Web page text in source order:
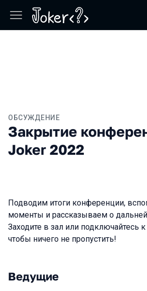
ОБСУЖДЕНИЕ
Закрытие
Joker 2022
Подводим итоги конференции,
моменты и рассказываем о
Заходите в зал или подключайтесь
чтобы ничего не пропустить!
Ведущие